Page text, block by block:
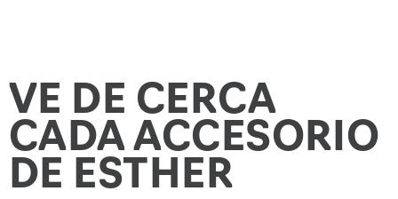
VE DE CERCA
CADA ACCESORIO
DE ESTHER